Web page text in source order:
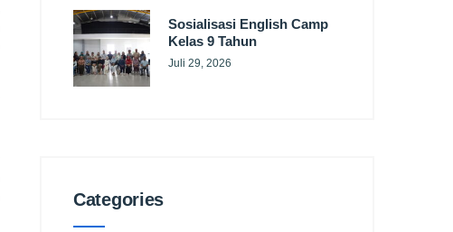
Sosialisasi English Camp
Kelas 9 Tahun
Juli 29, 2026
Categories